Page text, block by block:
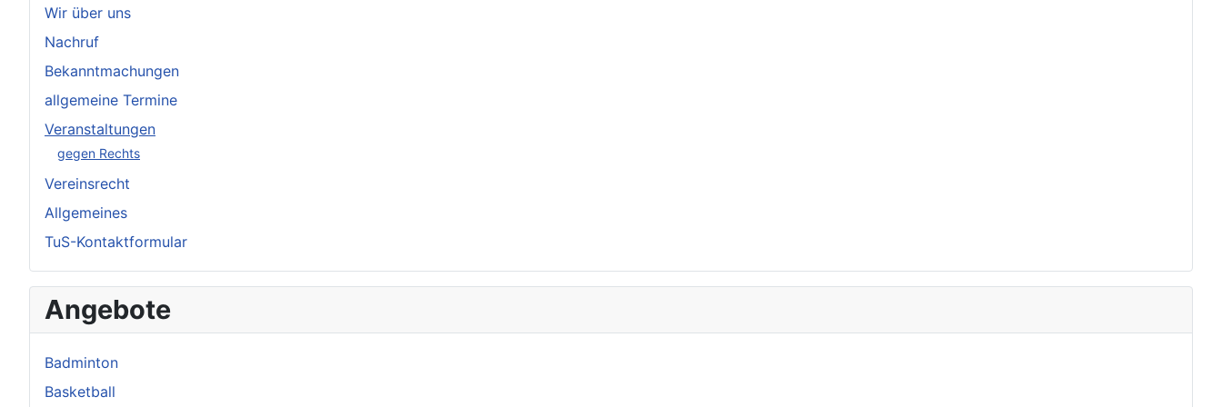
Wir über uns
Nachruf
Bekanntmachungen
allgemeine Termine
Veranstaltungen
gegen Rechts
Vereinsrecht
Allgemeines
TuS-Kontaktformular
Angebote
Badminton
Basketball